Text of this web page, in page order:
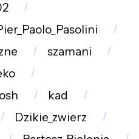
szamani
kad
Dzikie_zwierz